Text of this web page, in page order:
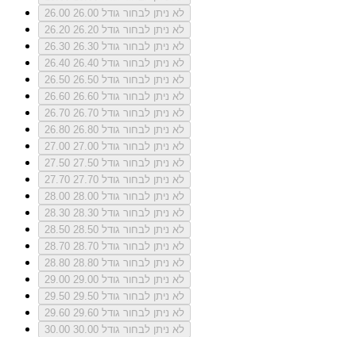
26.00
לא ניתן לבחור גודל 26.00
26.20
לא ניתן לבחור גודל 26.20
26.30
לא ניתן לבחור גודל 26.30
26.40
לא ניתן לבחור גודל 26.40
26.50
לא ניתן לבחור גודל 26.50
26.60
לא ניתן לבחור גודל 26.60
26.70
לא ניתן לבחור גודל 26.70
26.80
לא ניתן לבחור גודל 26.80
27.00
לא ניתן לבחור גודל 27.00
27.50
לא ניתן לבחור גודל 27.50
27.70
לא ניתן לבחור גודל 27.70
28.00
לא ניתן לבחור גודל 28.00
28.30
לא ניתן לבחור גודל 28.30
28.50
לא ניתן לבחור גודל 28.50
28.70
לא ניתן לבחור גודל 28.70
28.80
לא ניתן לבחור גודל 28.80
29.00
לא ניתן לבחור גודל 29.00
29.50
לא ניתן לבחור גודל 29.50
29.60
לא ניתן לבחור גודל 29.60
30.00
לא ניתן לבחור גודל 30.00